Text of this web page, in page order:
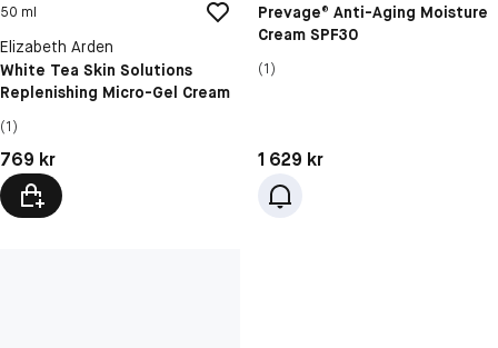
50 ml
Elizabeth Arden
White Tea Skin Solutions
Replenishing Micro-Gel Cream
(1)
Pris: 769 kr
769 kr
Prevage® Anti-Aging Moisture
Cream SPF30
(1)
Pris: 1 629 kr
1 629 kr